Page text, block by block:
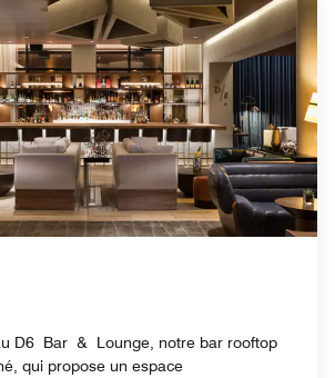
D6 Bar & Lounge, notre bar rooftop
qui propose un espace